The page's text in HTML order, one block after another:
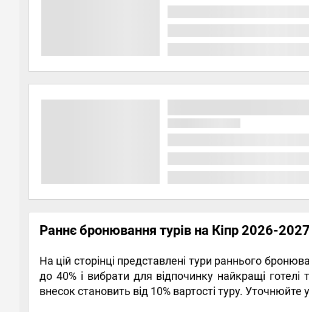
Раннє бронювання турів на Кіпр 2026-2027
На цій сторінці представлені тури раннього
до 40% і вибрати для відпочинку найкращі
внесок становить від 10% вартості туру.